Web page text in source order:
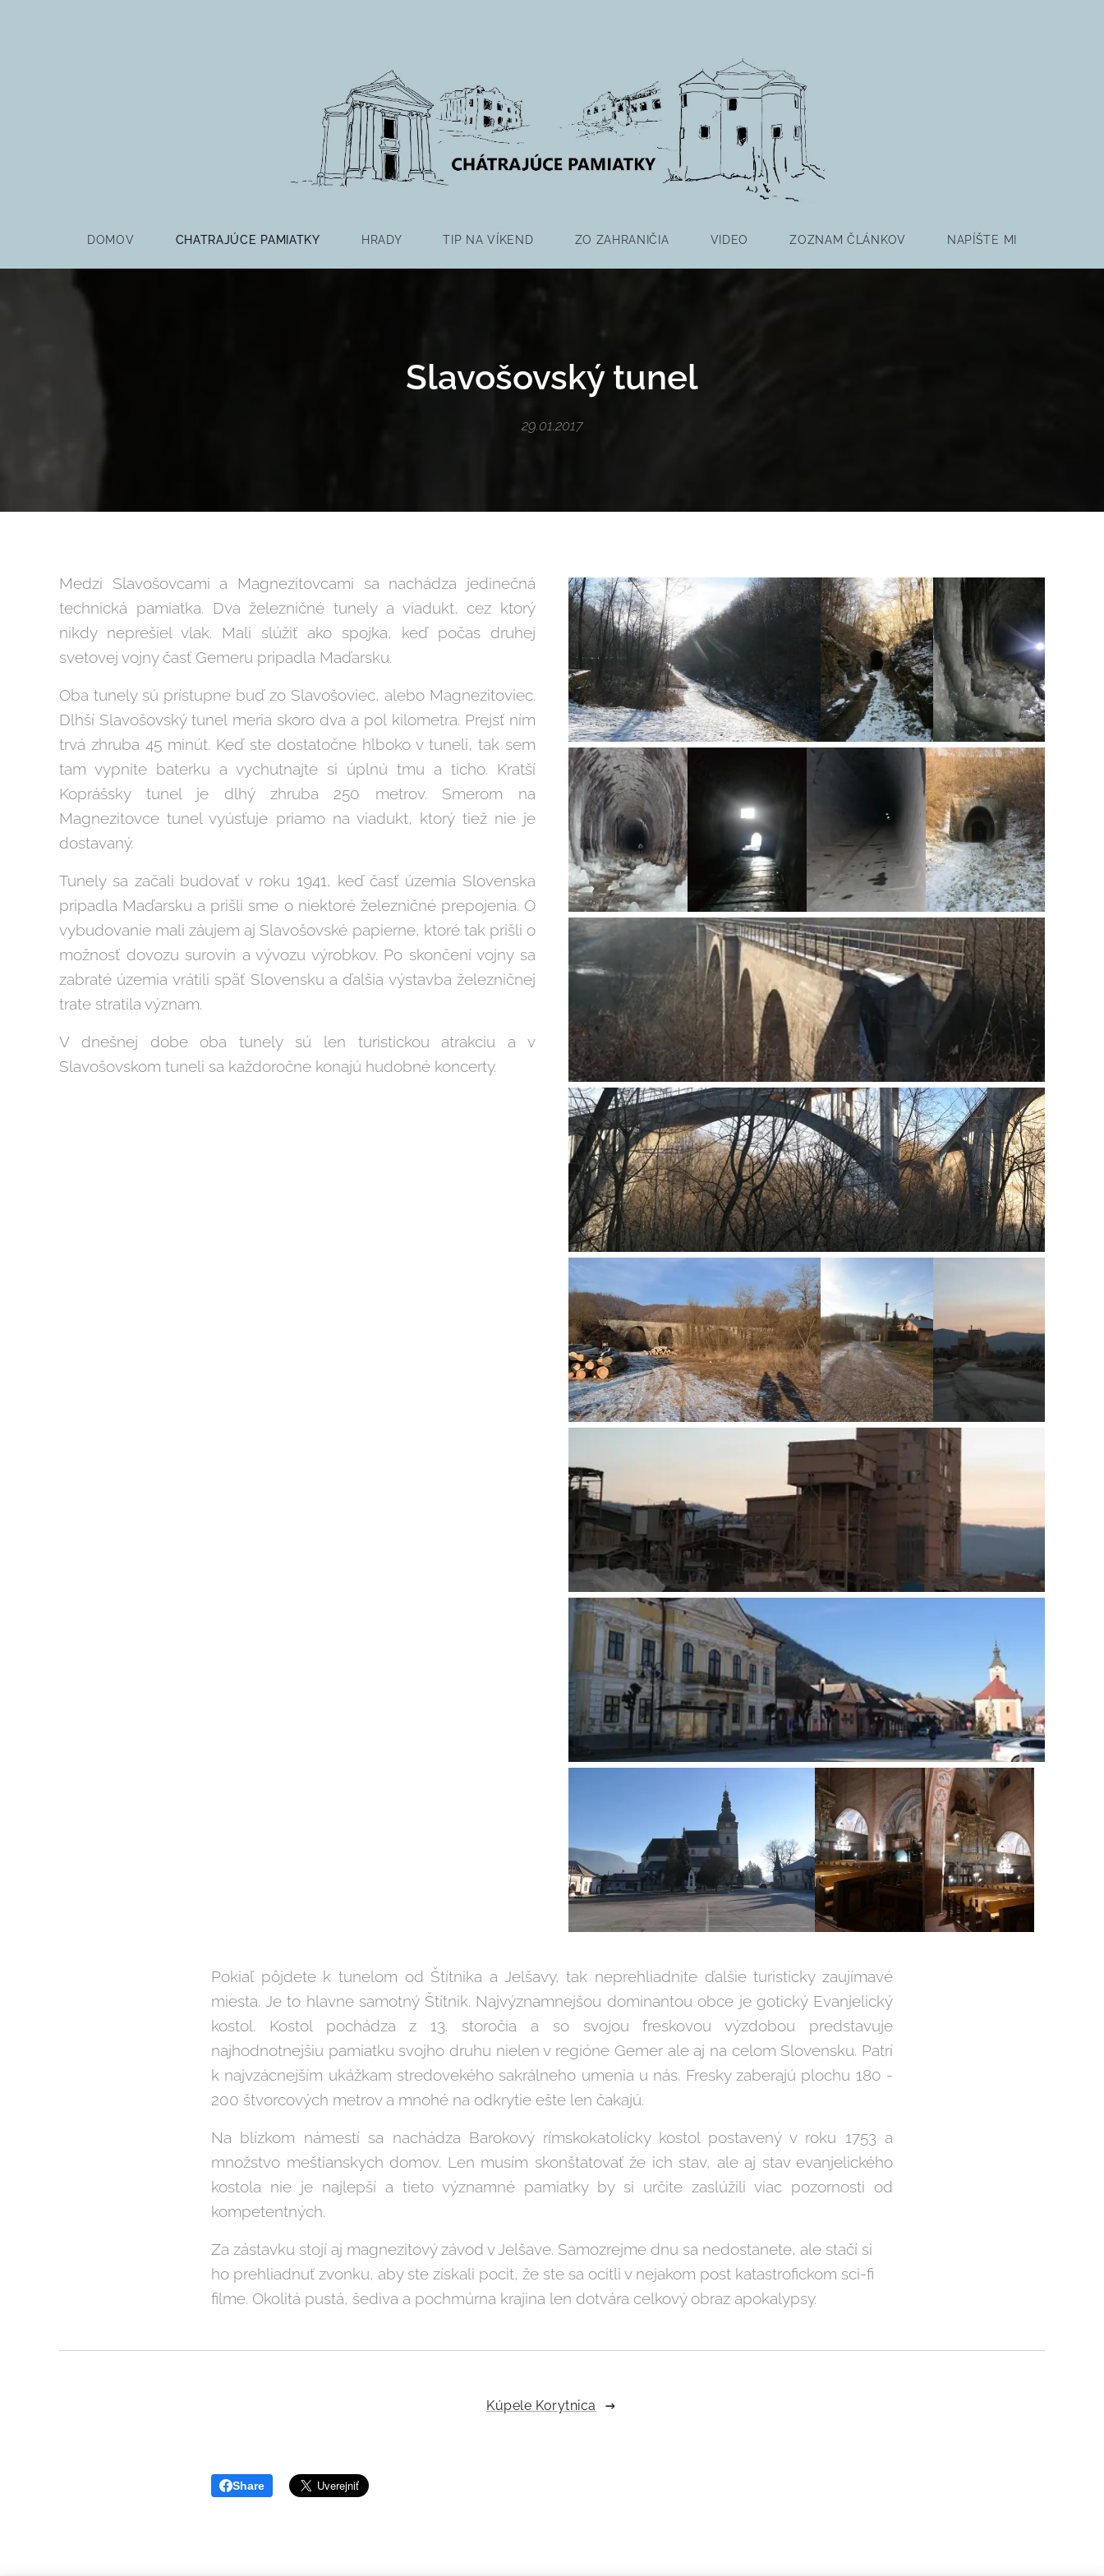
DOMOV CHATRAJÚCE PAMIATKY HRADY TIP NA VÍKEND ZO ZAHRANIČIA VIDEO ZOZNAM ČLÁNKOV NAPÍŠTE MI
Slavošovský tunel
29.01.2017
Medzi Slavošovcami a Magnezitovcami sa nachádza jedinečná
technická pamiatka. Dva železničné tunely a viadukt, cez ktorý
nikdy neprešiel vlak. Mali slúžiť ako spojka, keď počas druhej
svetovej vojny časť Gemeru pripadla Maďarsku.
Oba tunely sú prístupne buď zo Slavošoviec, alebo Magnezitoviec.
Dlhší Slavošovský tunel meria skoro dva a pol kilometra. Prejsť ním
trvá zhruba 45 minút. Keď ste dostatočne hlboko v tuneli, tak sem
tam vypnite baterku a vychutnajte si úplnú tmu a ticho. Kratší
Koprášsky tunel je dlhý zhruba 250 metrov. Smerom na
Magnezitovce tunel vyúsťuje priamo na viadukt, ktorý tiež nie je
dostavaný.
Tunely sa začali budovať v roku 1941, keď časť územia Slovenska
pripadla Maďarsku a prišli sme o niektoré železničné prepojenia. O
vybudovanie mali záujem aj Slavošovské papierne, ktoré tak prišli o
možnosť dovozu surovín a vývozu výrobkov. Po skončení vojny sa
zabraté územia vrátili späť Slovensku a ďalšia výstavba železničnej
trate stratila význam.
V dnešnej dobe oba tunely sú len turistickou atrakciu a v
Slavošovskom tuneli sa každoročne konajú hudobné koncerty.
Pokiaľ pôjdete k tunelom od Štítnika a Jelšavy, tak neprehliadnite ďalšie turisticky zaujímavé
miesta. Je to hlavne samotný Štítnik. Najvýznamnejšou dominantou obce je gotický Evanjelický
kostol. Kostol pochádza z 13. storočia a so svojou freskovou výzdobou predstavuje
najhodnotnejšiu pamiatku svojho druhu nielen v regióne Gemer ale aj na celom Slovensku. Patrí
k najvzácnejším ukážkam stredovekého sakrálneho umenia u nás. Fresky zaberajú plochu 180 -
200 štvorcových metrov a mnohé na odkrytie ešte len čakajú.
Na blízkom námestí sa nachádza Barokový rímskokatolícky kostol postavený v roku 1753 a
množstvo meštianskych domov. Len musím skonštatovať že ich stav, ale aj stav evanjelického
kostola nie je najlepší a tieto významné pamiatky by si určite zaslúžili viac pozornosti od
kompetentných.
Za zástavku stojí aj magnezitový závod v Jelšave. Samozrejme dnu sa nedostanete, ale stačí si
ho prehliadnuť zvonku, aby ste získali pocit, že ste sa ocitli v nejakom post katastrofickom sci-fi
filme. Okolitá pustá, šediva a pochmúrna krajina len dotvára celkový obraz apokalypsy.
Kúpele Korytnica
Share